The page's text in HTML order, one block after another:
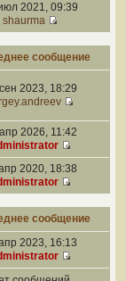
2021, 09:39
shaurma
сообщение
2023, 18:29
2026, 11:42
2020, 18:38
сообщение
2023, 16:13